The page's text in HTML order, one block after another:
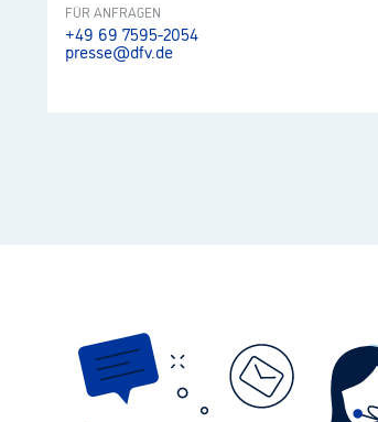
FÜR ANFRAGEN
+49 69 7595-2054
presse@dfv.de